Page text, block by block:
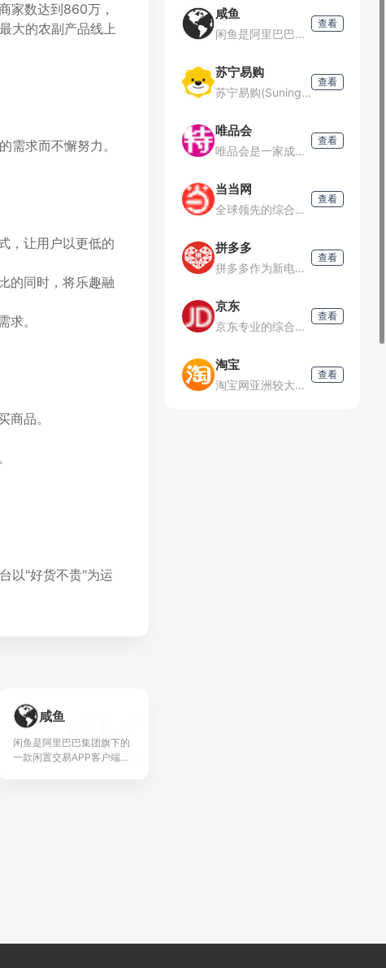
家数达到860万，
大的农副产品线上
需求而不懈努力。
，让用户以更低的
的同时，将乐趣融
。
品。
以"好货不贵"为运
咸鱼
闲鱼是阿里巴巴集团旗下的
一款闲置交易APP客户端，
1K
咸鱼
闲鱼是阿里巴巴集团旗下的一款闲置交易APP客户端，自成立以来，已经成为国内最大的闲置交易社区。闲鱼不仅是一个交易平台，更是一个基于新生活方式的社区，让用户可以在这里分享物品、时间、技能和经验。平台特色
查看
苏宁易购
苏宁易购(Suning.com)-线上线下深度融合的零售平台,商品涵盖家电、手机、电脑、超市、母婴、百货、海外购等品类。换新到苏宁省钱更省心！五重补贴买贵就赔多重保障一站换新。正品行货、全国联保、可门
查看
唯品会
唯品会是一家成立于2008年的中国领先的在线品牌折扣零售商。唯品会开创了“名牌折扣+限时抢购+正品保障”的创新电商模式，并持续深化为“精选品牌+深度折扣+限时抢购”的正品特卖模式，这一模式被形象地誉为
查看
当当网
全球领先的综合性网上购物中心。超过100万种商品在线热销！图书、童书、绘本、中小学教辅、文学小说、音像、母婴、家居、服装、鞋包等几十大类，正版保证，低至2折（自营图书满49元免运费。当当网一贯秉承提升
查看
拼多多
拼多多作为新电商开创者，致力于将娱乐社交的元素融入电商运营中，通过“社交+电商”的模式，让更多的用户带着乐趣分享实惠，享受全新的共享式购物体验。
查看
京东
京东专业的综合网上购物商城，为您提供正品低价的购物选择、优质便捷的服务体验。商品来自全球数十万品牌商家，囊括家电、手机、电脑、服装、居家、母婴、美妆、个护、食品、生鲜等丰富品类，满足各种购物需求。
查看
淘宝
淘宝网亚洲较大的网上交易平台，提供各类服饰、美容、家居、数码、话费/点卡充值…数亿优质商品，同时提供担保交易(先收货后付款)等安全交易保障服务，并由商家提供退货承诺、破损补寄等消费者保障服务，让你安心
查看